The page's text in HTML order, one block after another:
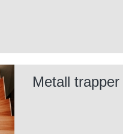
Metall trapper